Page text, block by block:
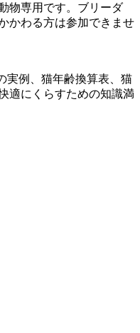
物専用です。ブリーダ
かわる方は参加できませ
実例、猫年齢換算表、猫
適にくらすための知識満